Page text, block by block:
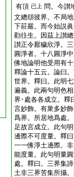
有頂 已上 問。今讃
文總頌彼界。不局
下莊嚴。而今始説
勸往生。因茲上讃
讃正令厭穢欣淨。
圓淨者。十八圓淨
佛地論明他受用有
釋論十五云。論曰
世界。釋曰。此明
遍義。此兩句明色
界･處各各成立。釋
言妙飾。有衆多妙
爲界。所居地爲處
足故言成立。此句
邊際不可度量。釋
一一佛淨土邊際。
能度量。此句明量
處。釋曰。三界集
土非三界苦集所攝